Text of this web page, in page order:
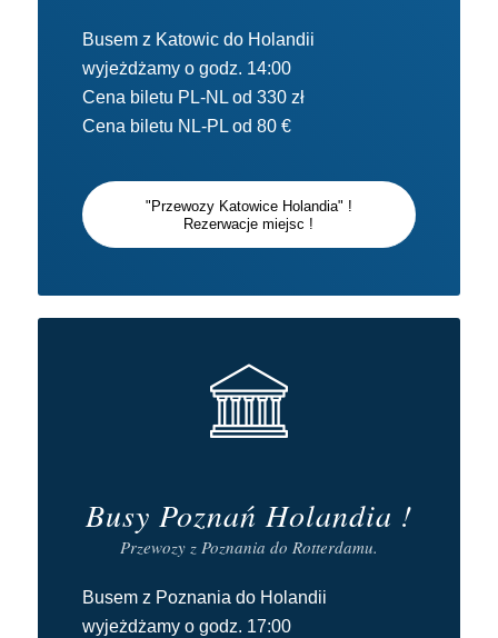
Busem z Katowic do Holandii
wyjeżdżamy o godz. 14:00
Cena biletu PL-NL od 330 zł
Cena biletu NL-PL od 80 €
"Przewozy Katowice Holandia" !
Rezerwacje miejsc !
Busy Poznań Holandia !
Przewozy z Poznania do Rotterdamu.
Busem z Poznania do Holandii
wyjeżdżamy o godz. 17:00